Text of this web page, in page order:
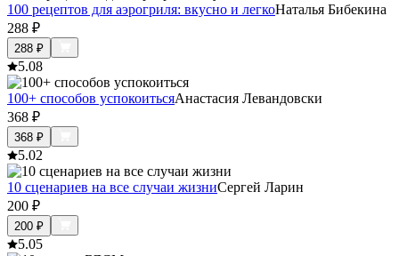
100 рецептов для аэрогриля: вкусно и легкоНаталья Бибекина
288 ₽
288 ₽
5.08
100+ способов успокоитьсяАнастасия Левандовски
368 ₽
368 ₽
5.02
10 сценариев на все случаи жизниСергей Ларин
200 ₽
200 ₽
5.05